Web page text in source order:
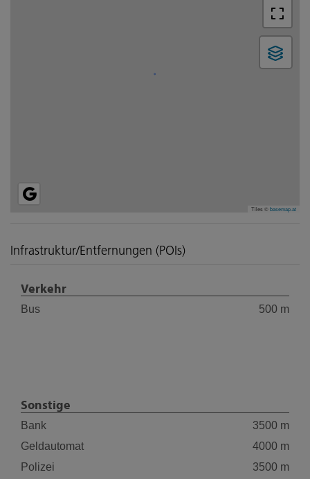
Tiles ©basemap.at
Infrastruktur/Entfernungen (POIs)
Verkehr
Bus 500 m
Sonstige
Bank
3500 m
Geldautomat
4000 m
Polizei
3500 m